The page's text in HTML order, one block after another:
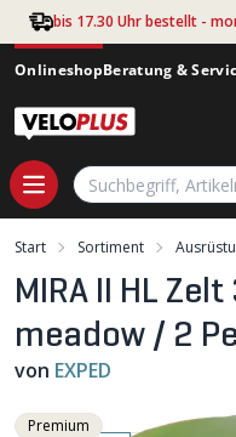
Zum Hauptinhalt springen
bis 17.30 Uhr bestellt -
OnlineshopBeratung &
Start Sortiment
MIRA II HL
meadow / 2
von EXPED
Premium